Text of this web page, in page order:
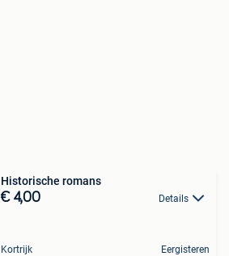
Historische romans
€ 4,00 Details
Kortrijk Eergisteren